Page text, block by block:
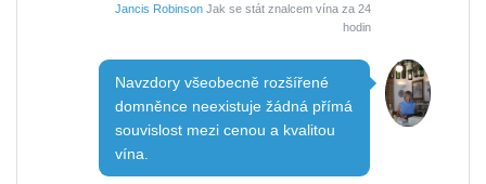
Jancis Robinson Jak se stát znalcem vína za 24
hodin
Navzdory všeobecně rozšířené
domněnce neexistuje žádná přímá
souvislost mezi cenou a kvalitou
vína.